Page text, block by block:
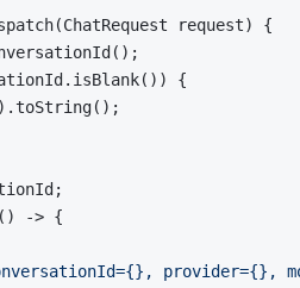
request) {
{
-> {
provider={},